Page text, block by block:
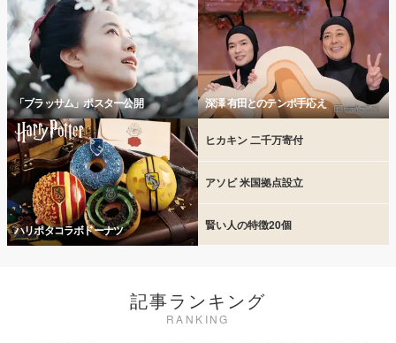
「ブラッサム」ポスター公開 深澤 有田とのテンポ手応え
ハリポタコラボドーナツ
ヒカキン 二千万寄付
アソビ 米国拠点設立
賢い人の特徴20個
記事ランキング
RANKING